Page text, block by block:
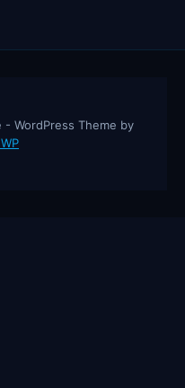
WordPress Theme by